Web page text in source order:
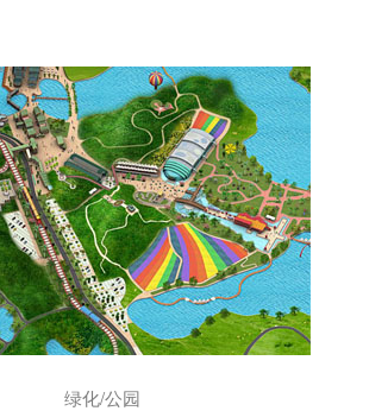
绿化/公园